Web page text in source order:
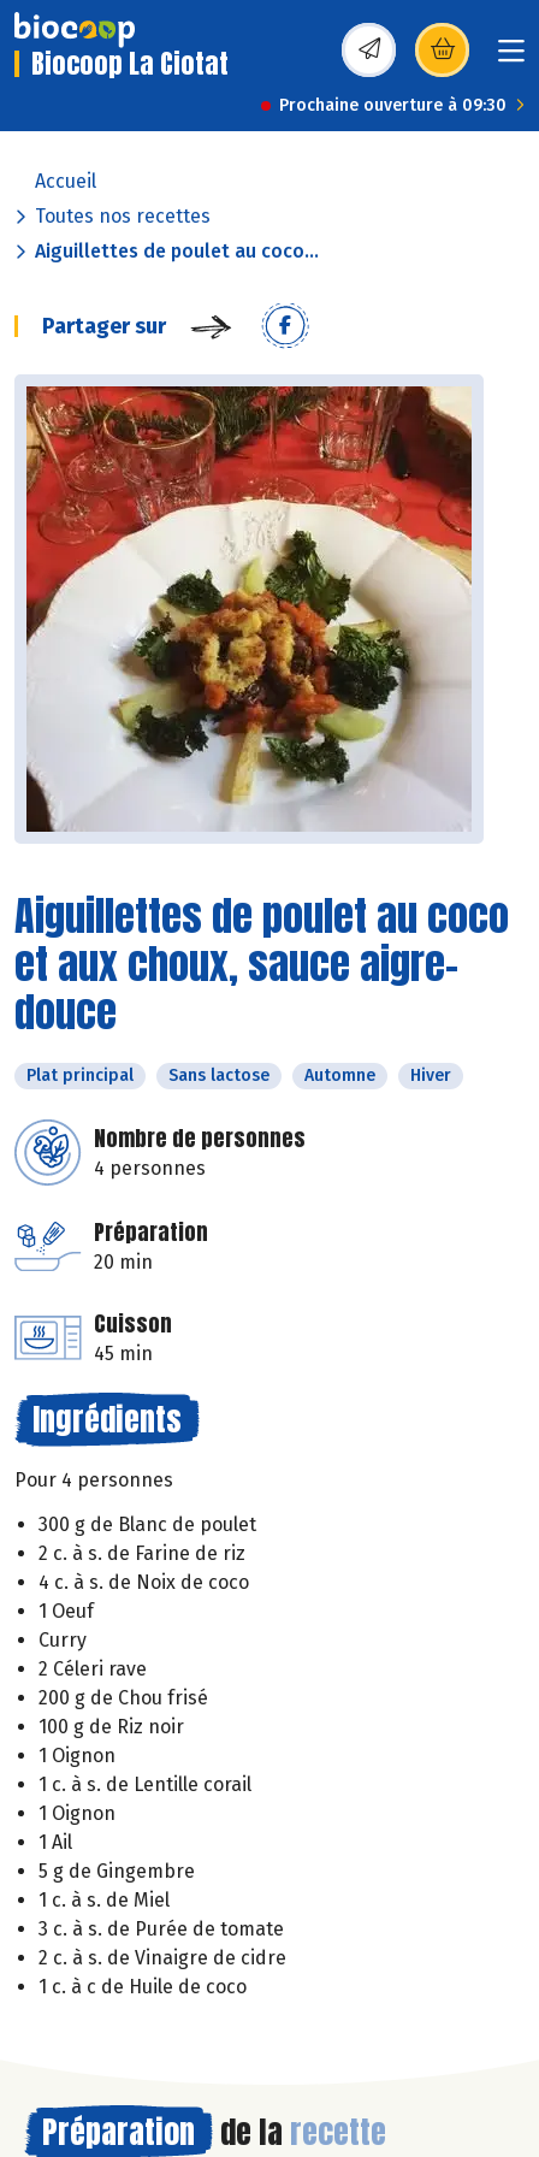
Biocoop La Ciotat (s’ouvre dans une
Prochaine ouverture à 09:30
Accueil
Toutes nos recettes
Aiguillettes de poulet au coco...
Partager sur
Aiguillettes de poulet au coco
et aux choux, sauce aigre-
douce
Plat principal Sans lactose Automne Hiver
Nombre de personnes
4 personnes
Préparation
20 min
Cuisson
45 min
Ingrédients
Pour 4 personnes
300 g de Blanc de poulet
2 c. à s. de Farine de riz
4 c. à s. de Noix de coco
1 Oeuf
Curry
2 Céleri rave
200 g de Chou frisé
100 g de Riz noir
1 Oignon
1 c. à s. de Lentille corail
1 Oignon
1 Ail
5 g de Gingembre
1 c. à s. de Miel
3 c. à s. de Purée de tomate
2 c. à s. de Vinaigre de cidre
1 c. à c de Huile de coco
Préparation de la recette